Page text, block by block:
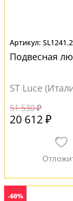
Подвесная
ST Luce
51 530 ₽
20 612 ₽
-60%